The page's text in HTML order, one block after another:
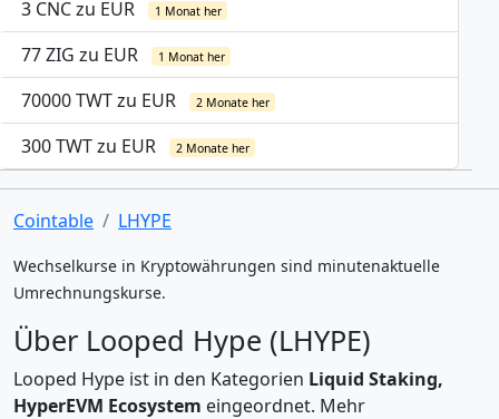
3 CNC zu EUR 1 Monat her
77 ZIG zu EUR 1 Monat her
70000 TWT zu EUR 2 Monate her
300 TWT zu EUR 2 Monate her
Cointable LHYPE
Wechselkurse in Kryptowährungen sind minutenaktuelle
Umrechnungskurse.
Über Looped Hype (LHYPE)
Looped Hype ist in den Kategorien Liquid Staking,
HyperEVM Ecosystem eingeordnet. Mehr